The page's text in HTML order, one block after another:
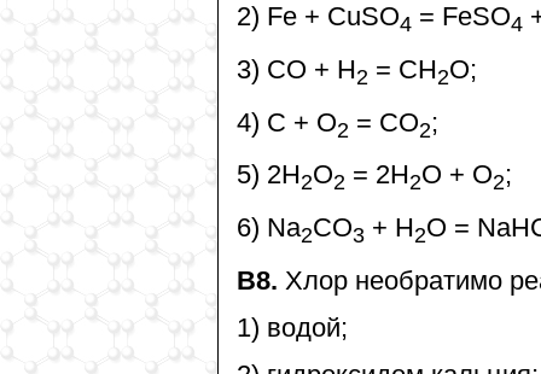
2) Fe + CuSO4 = FeSO4
3) CO + H2 = CH2O;
4) C + O2 = CO2;
5) 2H2O2 = 2H2О + O2;
6) Na2CO3 + H2O =
В8. Хлор необратимо
1) водой;